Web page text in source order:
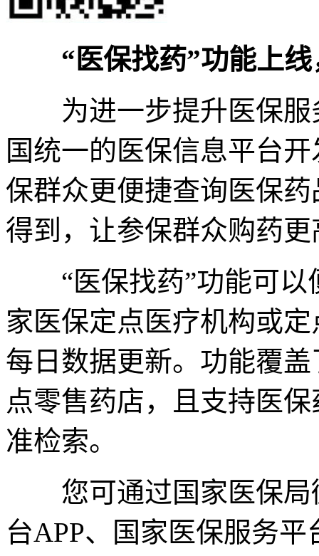
“医保找药”功能上线
为进一步提升医保服
国统一的医保信息平台
保群众更便捷查询医保
得到，让参保群众购药
“医保找药”功能可以
家医保定点医疗机构或
每日数据更新。功能覆
点零售药店，且支持医
准检索。
您可通过国家医保局
台APP、国家医保服务